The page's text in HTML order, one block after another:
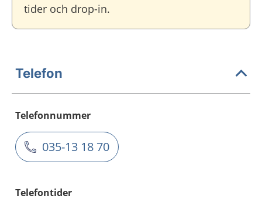
tider och drop-in.
Telefon
Telefonnummer
035-13 18 70
Telefontider